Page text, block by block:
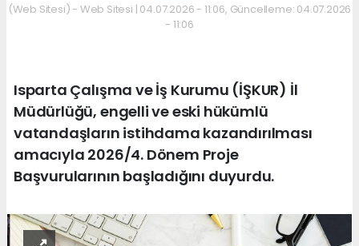
(Web Sitesi) - Web Sitesi | 04.07.2026 - 11:06, Güncelleme: 04.07.2026
- 11:06
Isparta Çalışma ve İş Kurumu (İŞKUR) İl
Müdürlüğü, engelli ve eski hükümlü
vatandaşların istihdama kazandırılması
amacıyla 2026/4. Dönem Proje
Başvurularının başladığını duyurdu.